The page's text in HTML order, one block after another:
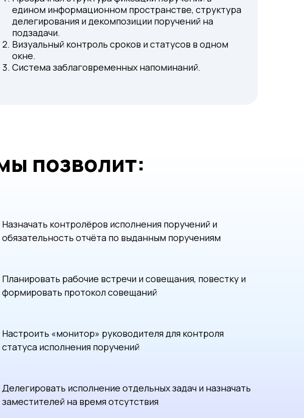
едином информационном пространстве, структура
делегирования и декомпозиции поручений на
подзадачи.
Визуальный контроль сроков и статусов в одном
окне.
Система заблаговременных напоминаний.
позволит:
Назначать контролёров исполнения поручений и
обязательность отчёта по выданным поручениям
Планировать рабочие встречи и совещания, повестку и
формировать протокол совещаний
Настроить «монитор» руководителя для контроля
статуса исполнения поручений
Делегировать исполнение отдельных задач и назначать
заместителей на время отсутствия